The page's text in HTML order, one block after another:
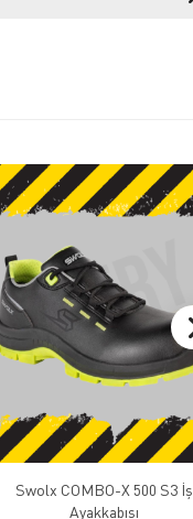
Swolx COMBO-X 500 S3 İş
Ayakkabısı